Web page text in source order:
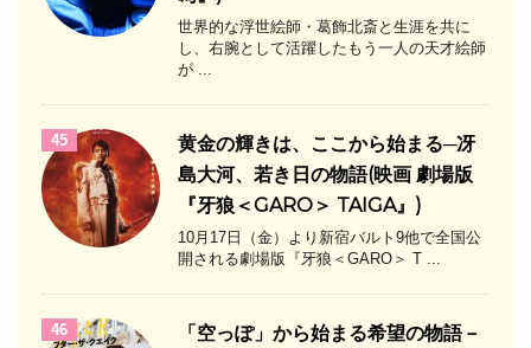
世界的な浮世絵師・葛飾北斎と生涯を共に
し、右腕として活躍したもう一人の天才絵師
が ...
45
黄金の輝きは、ここから始まる─冴
島大河、若き日の物語(映画 劇場版
『牙狼＜GARO＞ TAIGA』)
10月17日（金）より新宿バルト9他で全国公
開される劇場版『牙狼＜GARO＞ T ...
46
「空っぽ」から始まる希望の物語－